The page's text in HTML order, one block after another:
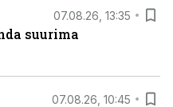
07.08.26, 13:35
suurima
07.08.26, 10:45